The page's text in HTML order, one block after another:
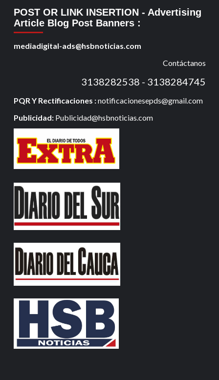
POST OR LINK INSERTION - Advertising
Article Blog Post Banners :
mediadigital-ads@hsbnoticias.com
Contáctanos
3138282538 - 3138284745
PQR Y Rectificaciones :notificacionesepds@gmail.com
Publicidad: Publicidad@hsbnoticias.com